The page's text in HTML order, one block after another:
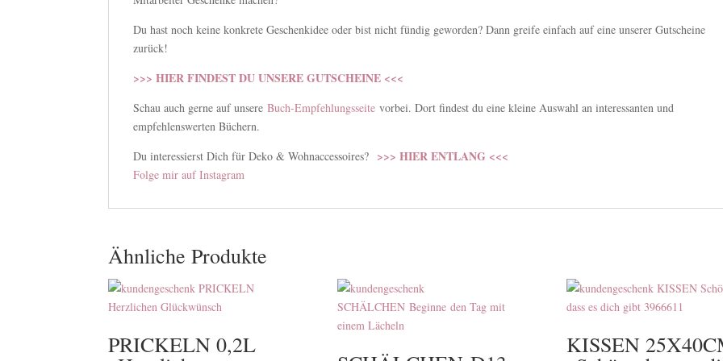
Du hast noch keine konkrete Geschenkidee oder bist nicht fündig geworden? Dann greife einfach auf eine unserer Gutscheine
zurück!
>>> HIER FINDEST DU UNSERE GUTSCHEINE <<<
Schau auch gerne auf unsereBuch-Empfehlungsseite vorbei. Dort findest du eine kleine Auswahl an interessanten und
empfehlenswerten Büchern.
Du interessierst Dich für Deko & Wohnaccessoires? >>> HIER ENTLANG <<<
Folge mir auf Instagram
Ähnliche Produkte
PRICKELN 0,2L KISSEN